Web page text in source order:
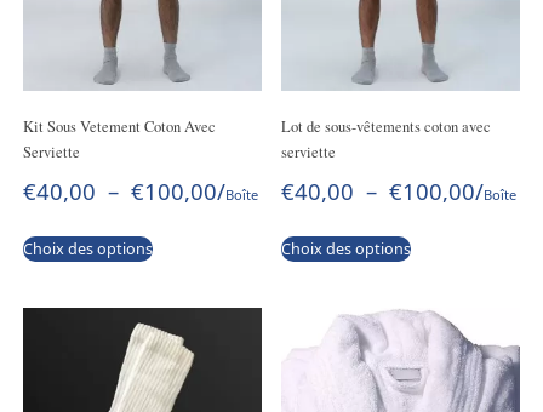
Kit Sous Vetement Coton Avec
Serviette
€40,00 – €100,00/Boîte
Choix des options
Lot de sous-vêtements coton avec
serviette
€40,00 – €100,00/Boîte
Choix des options